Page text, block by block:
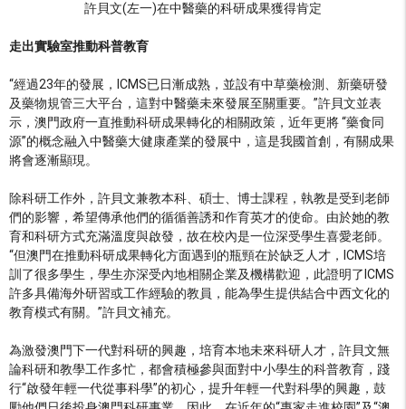
許貝文(左一)在中醫藥的科研成果獲得肯定
走出實驗室推動科普教育
“經過23年的發展，ICMS已日漸成熟，並設有中草藥檢測、新藥研發
及藥物規管三大平台，這對中醫藥未來發展至關重要。”許貝文並表
示，澳門政府一直推動科研成果轉化的相關政策，近年更將 “藥食同
源”的概念融入中醫藥大健康產業的發展中，這是我國首創，有關成果
將會逐漸顯現。
除科研工作外，許貝文兼教本科、碩士、博士課程，執教是受到老師
們的影響，希望傳承他們的循循善誘和作育英才的使命。由於她的教
育和科研方式充滿溫度與啟發，故在校內是一位深受學生喜愛老師。
“但澳門在推動科研成果轉化方面遇到的瓶頸在於缺乏人才，ICMS培
訓了很多學生，學生亦深受內地相關企業及機構歡迎，此證明了ICMS
許多具備海外研習或工作經驗的教員，能為學生提供結合中西文化的
教育模式有關。”許貝文補充。
為激發澳門下一代對科研的興趣，培育本地未來科研人才，許貝文無
論科研和教學工作多忙，都會積極參與面對中小學生的科普教育，踐
行“啟發年輕一代從事科學”的初心，提升年輕一代對科學的興趣，鼓